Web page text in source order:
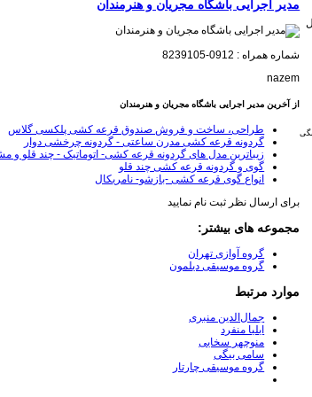
مدیر اجرایی باشگاه مجریان و هنرمندان
شماره همراه : 0912-8239105
nazem
از آخرین مدیر اجرایی باشگاه مجریان و هنرمندان
طراحی، ساخت و فروش صندوق قرعه کشی پلکسی گلاس
گردونه قرعه کشی مدرن ساعتی - گردونه چرخشی دوار
زیباترین مدل های گردونه قرعه کشی- اتوماتیک - چند قلو و
گوی و گردونه قرعه کشی چند قلو
انواع گوی قرعه کشی -بازشو- نامریکال
برای ارسال نظر ثبت نام نمایید
مجموعه های بیشتر:
گروه آوازی تهران
گروه موسیقی دیلمون
موارد مرتبط
جمال‌الدین منبری
ایلیا منفرد
منوچهر سخایی
سامی بیگی
گروه موسیقی چارتار